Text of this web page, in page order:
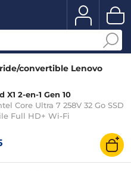
convertible Lenovo
2-en-1 Gen 10
Core Ultra 7 258V 32 Go SSD
Full HD+ Wi-Fi
Windows 11